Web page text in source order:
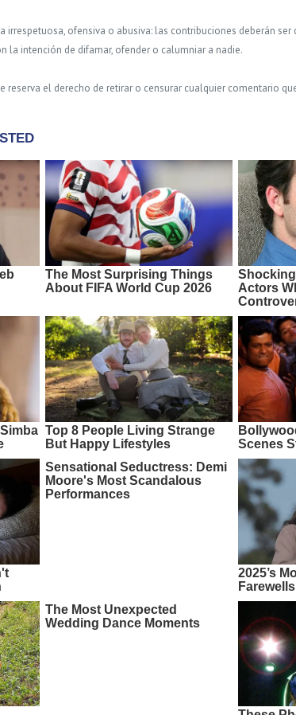
irrespetuosa, ofensiva o abusiva: las contribuciones deberán ser
la intención de difamar, ofender o calumniar a nadie.
reserva el derecho de retirar o censurar cualquier comentario